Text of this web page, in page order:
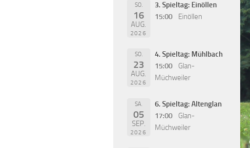
SO.
16
AUG.
2026
3. Spieltag: Einöllen
15:00
Einöllen
SO.
23
AUG.
2026
4. Spieltag: Mühlbach
15:00
Glan-
Müchweiler
SA.
05
SEP.
2026
6. Spieltag: Altenglan
17:00
Glan-
Müchweiler